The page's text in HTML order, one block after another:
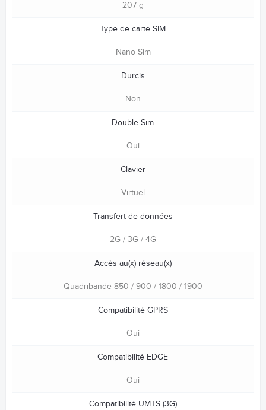
207 g
Type de carte SIM
Nano Sim
Durcis
Non
Double Sim
Oui
Clavier
Virtuel
Transfert de données
2G / 3G / 4G
Accès au(x) réseau(x)
Quadribande 850 / 900 / 1800 / 1900
Compatibilité GPRS
Oui
Compatibilité EDGE
Oui
Compatibilité UMTS (3G)